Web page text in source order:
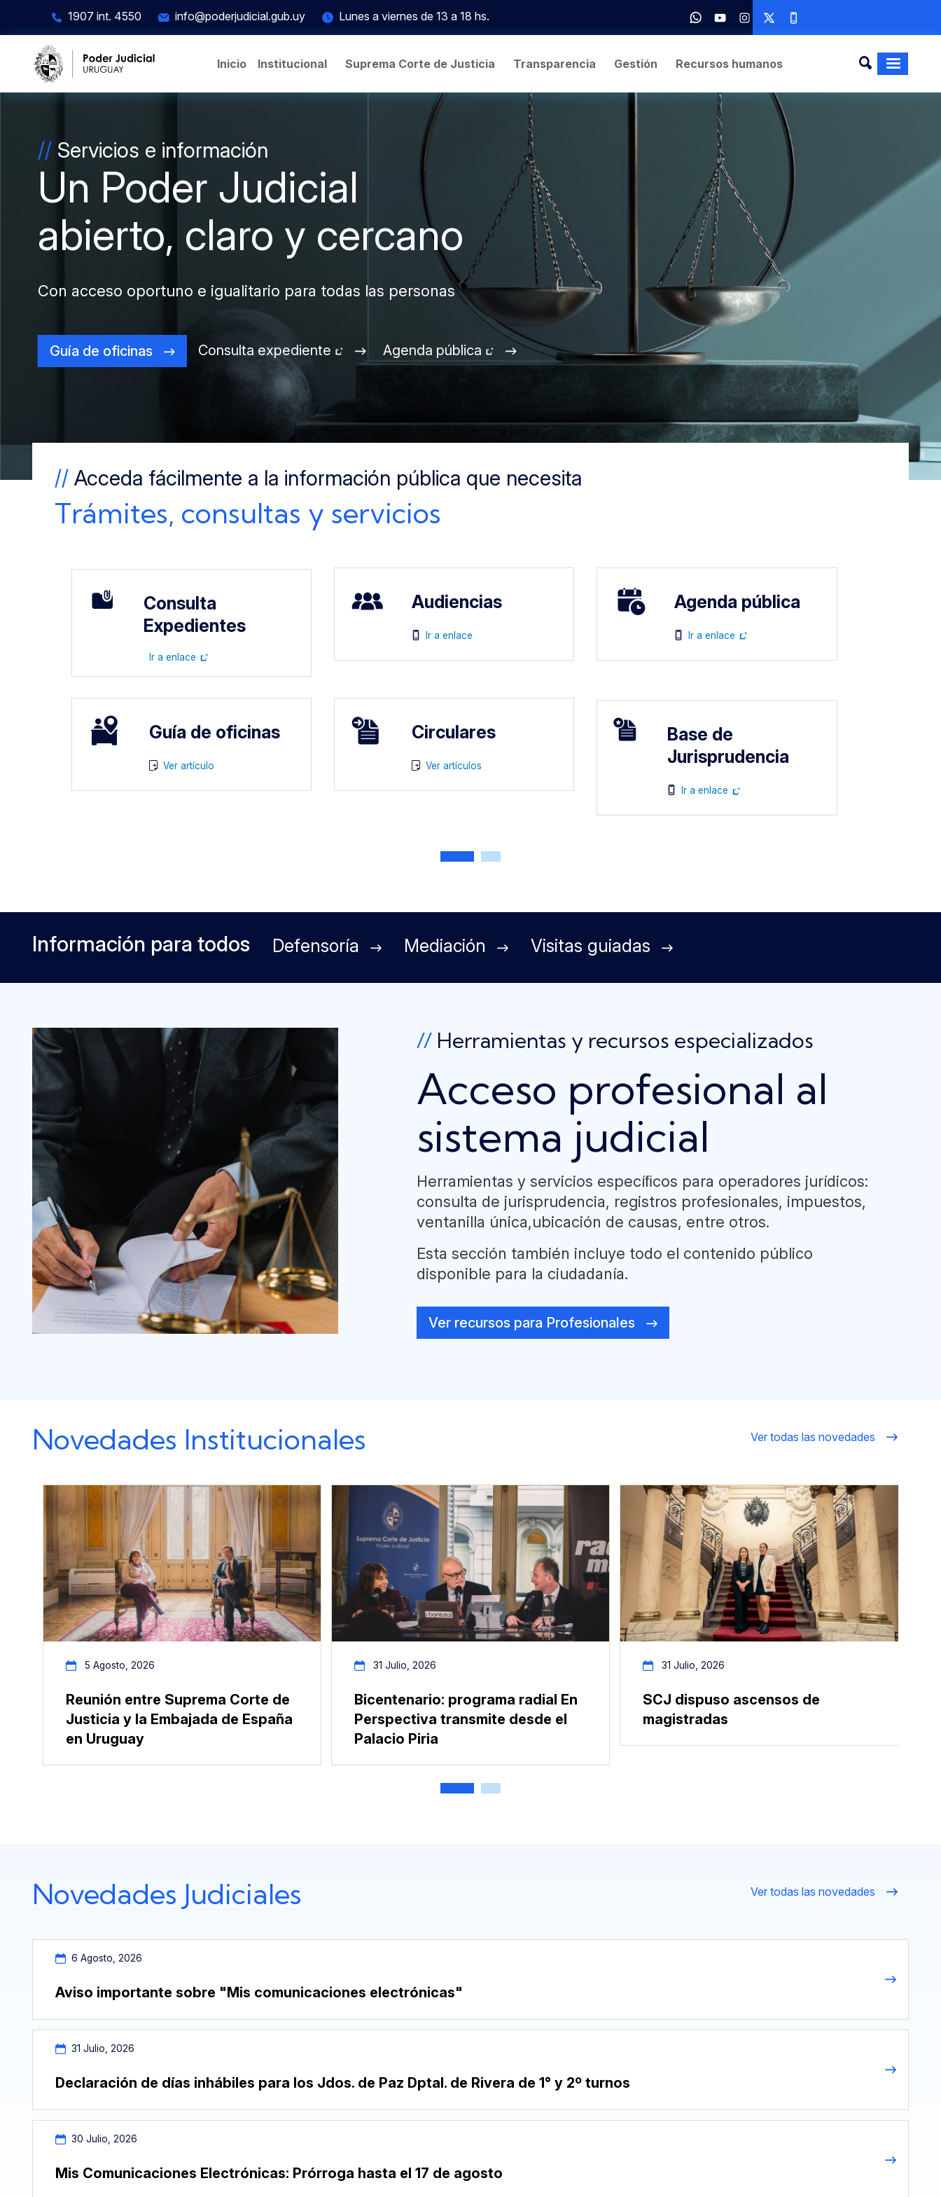
1907 int. 4550 info@poderjudicial.gub.uy Lunes a viernes de 13 a 18 hs.
Inicio Institucional Suprema Corte de Justicia Transparencia Gestión Recursos humanos
Imagen
// Servicios e información
Un Poder Judicial
abierto, claro y cercano
Con acceso oportuno e igualitario para todas las personas
Guía de oficinas Consulta expediente Agenda pública
// Acceda fácilmente a la información pública que necesita
Trámites, consultas y servicios
Imagen
Consulta
Expedientes
Ir a enlace
Audiencias
Imagen
Ir a enlace
Imagen
Agenda pública
Imagen
Ir a enlace
Imagen
Guía de oficinas
Imagen
Ver artículo
Imagen
Circulares
Imagen
Ver artículos
Imagen
Base de
Jurisprudencia
Imagen
Ir a enlace
Información para todos Defensoría Mediación Visitas guiadas
Imagen // Herramientas y recursos especializados
Acceso profesional al
sistema judicial
Herramientas y servicios especíﬁcos para operadores jurídicos:
consulta de jurisprudencia, registros profesionales, impuestos,
ventanilla única,ubicación de causas, entre otros.
Esta sección también incluye todo el contenido público
disponible para la ciudadanía.
Ver recursos para Profesionales
Novedades Institucionales Ver todas las novedades
Imagen
5 Agosto, 2026
Reunión entre Suprema Corte de
Justicia y la Embajada de España
en Uruguay
31 Julio, 2026
Bicentenario: programa radial En
Perspectiva transmite desde el
Palacio Piria
Imagen
31 Julio, 2026
SCJ dispuso ascensos de
magistradas
Novedades Judiciales Ver todas las novedades
6 Agosto, 2026
Aviso importante sobre "Mis comunicaciones electrónicas"
31 Julio, 2026
Declaración de días inhábiles para los Jdos. de Paz Dptal. de Rivera de 1° y 2º turnos
30 Julio, 2026
Mis Comunicaciones Electrónicas: Prórroga hasta el 17 de agosto